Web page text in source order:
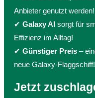
Anbieter genutzt werden!
✔ Galaxy AI sorgt für
Effizienz im Alltag!
✔ Günstiger Preis –
neue Galaxy-Flaggschiff!
Jetzt